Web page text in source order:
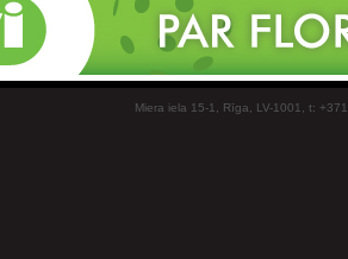
Miera iela 15-1, Rīga, LV-1001, t: